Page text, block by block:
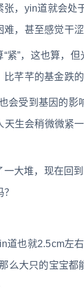
张，yin道就会处
，甚至感觉干涩
紧”，这也算，
比芊芊的基金跌
会受到基因的影
天生会稍微微紧
一大堆，现在回
道也就2.5cm左
么大只的宝宝都